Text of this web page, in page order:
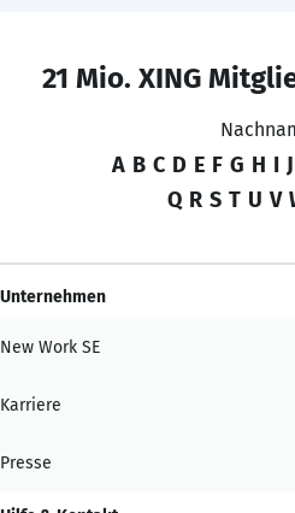
21 Mio. XING
A B C D E F G H I J
Q R S T U V
Unternehmen
New Work SE
Karriere
Presse